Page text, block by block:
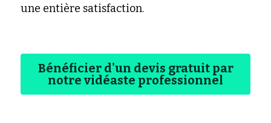
une entière satisfaction.
Bénéficier d'un devis gratuit par
notre vidéaste professionnel